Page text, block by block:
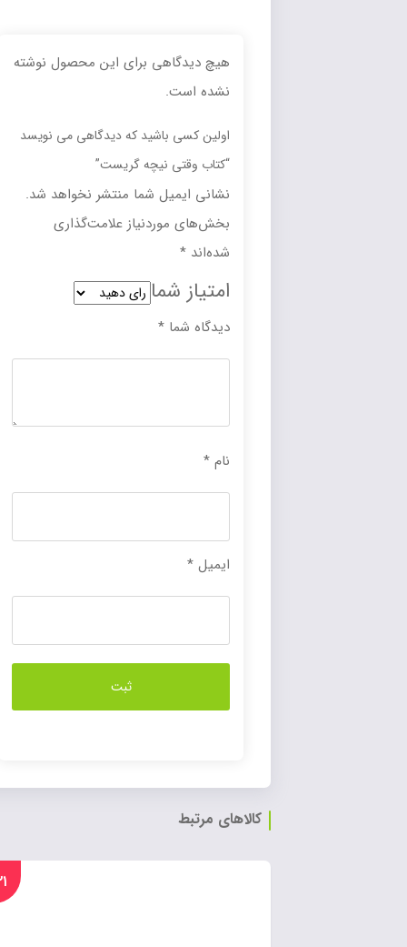
هیچ دیدگاهی برای این محصول نوشته
نشده است.
اولین کسی باشید که دیدگاهی می نویسد
“کتاب وقتی نیچه گریست”
نشانی ایمیل شما منتشر نخواهد شد.
بخش‌های موردنیاز علامت‌گذاری
*
امتیاز شما
دیدگاه شما*
کالاهای مرتبط